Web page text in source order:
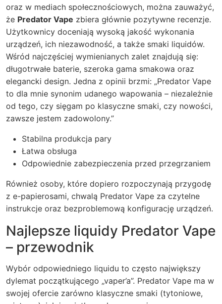
oraz w mediach społecznościowych, można zauważyć,
że Predator Vape zbiera głównie pozytywne recenzje.
Użytkownicy doceniają wysoką jakość wykonania
urządzeń, ich niezawodność, a także smaki liquidów.
Wśród najczęściej wymienianych zalet znajdują się:
długotrwałe baterie, szeroka gama smakowa oraz
elegancki design. Jedna z opinii brzmi: „Predator Vape
to dla mnie synonim udanego wapowania – niezależnie
od tego, czy sięgam po klasyczne smaki, czy nowości,
zawsze jestem zadowolony.”
Stabilna produkcja pary
Łatwa obsługa
Odpowiednie zabezpieczenia przed przegrzaniem
Również osoby, które dopiero rozpoczynają przygodę
z e-papierosami, chwalą Predator Vape za czytelne
instrukcje oraz bezproblemową konfigurację urządzeń.
Najlepsze liquidy Predator Vape
– przewodnik
Wybór odpowiedniego liquidu to często największy
dylemat początkującego „vaper’a”. Predator Vape ma w
swojej ofercie zarówno klasyczne smaki (tytoniowe,